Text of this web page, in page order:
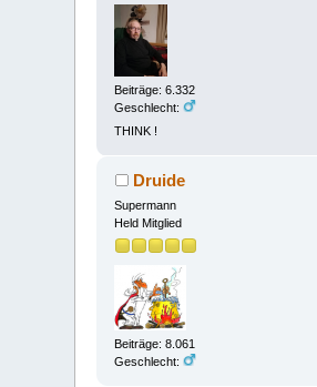
Beiträge: 6.332
Geschlecht:
THINK !
Druide
Supermann
Held Mitglied
Beiträge: 8.061
Geschlecht: